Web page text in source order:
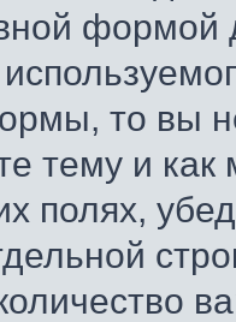
формой
то вы
тему и
полях,